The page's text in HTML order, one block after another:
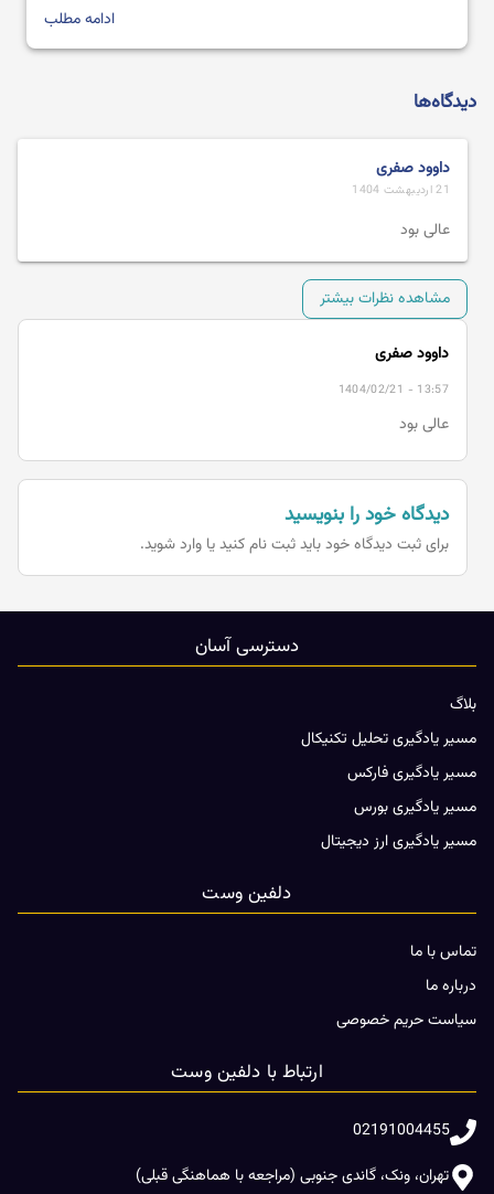
ادامه مطلب
دیدگاه‌ها
داوود صفری
21 اردیبهشت 1404
عالی بود
مشاهده نظرات بیشتر
داوود صفری
1404/02/21 - 13:57
عالی بود
دیدگاه خود را بنویسید
برای ثبت دیدگاه خود بایدثبت نام کنید یا وارد شوید.
دسترسی آسان
بلاگ
مسیر یادگیری تحلیل تکنیکال
مسیر یادگیری فارکس
مسیر یادگیری بورس
مسیر یادگیری ارز دیجیتال
دلفین وست
تماس با ما
درباره ما
سیاست حریم خصوصی
ارتباط با دلفین وست
02191004455
تهران، ونک، گاندی جنوبی (مراجعه با هماهنگی قبلی)